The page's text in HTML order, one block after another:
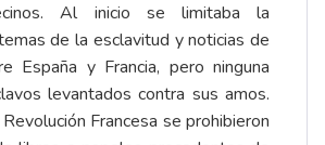
Al inicio se limitaba la
de la esclavitud y noticias de
España y Francia, pero ninguna
levantados contra sus amos.
Francesa se prohibieron